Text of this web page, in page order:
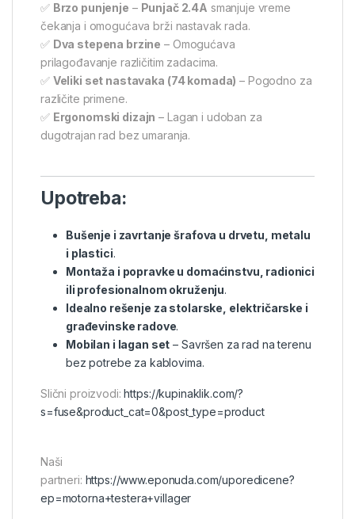
✅ Brzo punjenje – Punjač 2.4A smanjuje vreme
čekanja i omogućava brži nastavak rada.
✅ Dva stepena brzine – Omogućava
prilagođavanje različitim zadacima.
✅ Veliki set nastavaka (74 komada) – Pogodno za
različite primene.
✅ Ergonomski dizajn – Lagan i udoban za
dugotrajan rad bez umaranja.
Upotreba:
Bušenje i zavrtanje šrafova u drvetu, metalu
i plastici.
Montaža i popravke u domaćinstvu, radionici
ili profesionalnom okruženju.
Idealno rešenje za stolarske, električarske i
građevinske radove.
Mobilan i lagan set – Savršen za rad na terenu
bez potrebe za kablovima.
Slični proizvodi:https://kupinaklik.com/?
s=fuse&product_cat=0&post_type=product
Naši
partneri: https://www.eponuda.com/uporedicene?
ep=motorna+testera+villager